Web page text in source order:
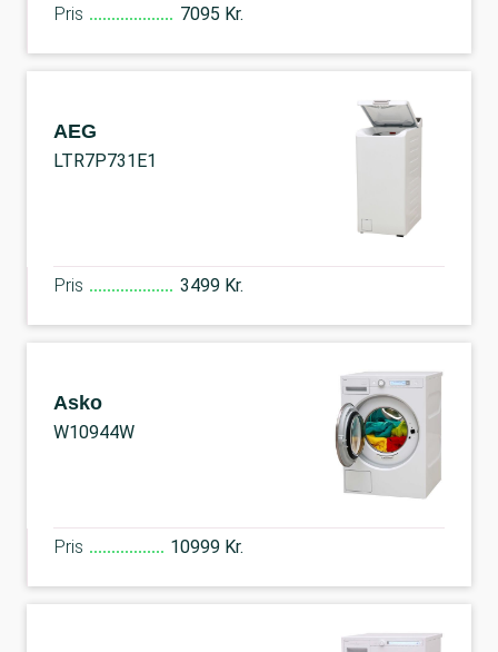
Pris 7095 Kr.
AEG
LTR7P731E1
Pris 3499 Kr.
Asko
W10944W
Pris 10999 Kr.